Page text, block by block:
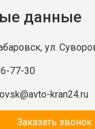
данные
ул.
77-30
kran24.ru
Заказать звонок